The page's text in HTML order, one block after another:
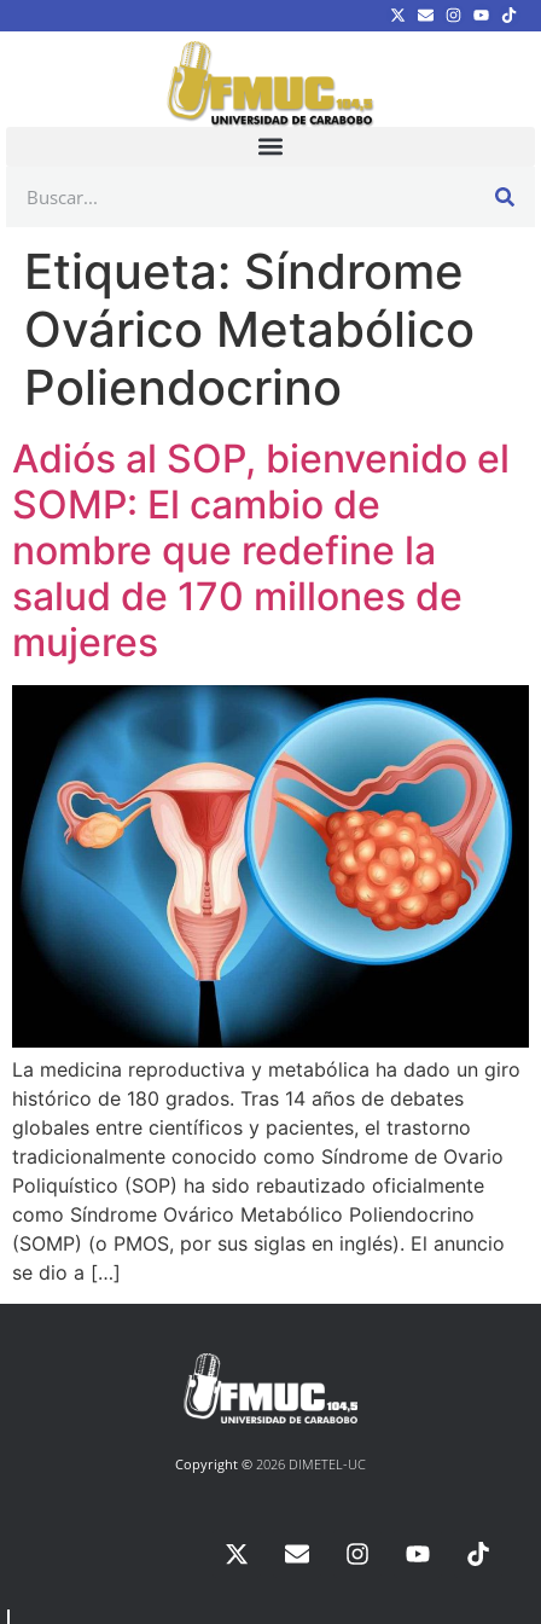
Etiqueta: Síndrome
Ovárico Metabólico
Poliendocrino
Adiós al SOP, bienvenido el
SOMP: El cambio de
nombre que redefine la
salud de 170 millones de
mujeres
La medicina reproductiva y metabólica ha dado un giro
histórico de 180 grados. Tras 14 años de debates
globales entre científicos y pacientes, el trastorno
tradicionalmente conocido como Síndrome de Ovario
Poliquístico (SOP) ha sido rebautizado oficialmente
como Síndrome Ovárico Metabólico Poliendocrino
(SOMP) (o PMOS, por sus siglas en inglés). El anuncio
se dio a […]
Copyright © 2026 DIMETEL-UC